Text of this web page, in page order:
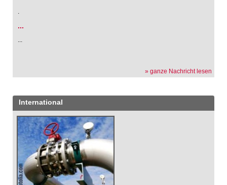
.
...
...
» ganze Nachricht lesen
International